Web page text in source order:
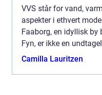
VVS står for vand,
aspekter i ethvert
Faaborg, en idyllisk by
Fyn, er ikke en
behovet for kvalificeret
Camilla Lauritzen